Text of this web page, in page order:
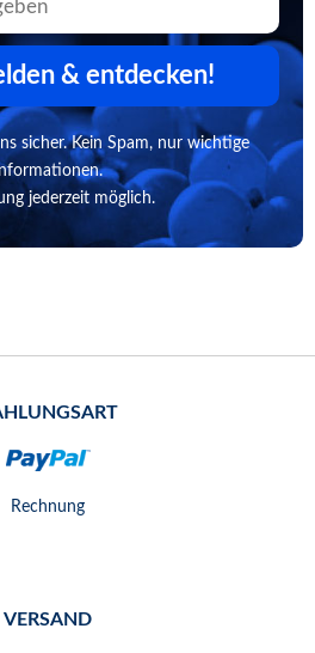
& entdecken!
sicher. Kein Spam, nur wichtige
jederzeit möglich.
Rechnung
VERSAND